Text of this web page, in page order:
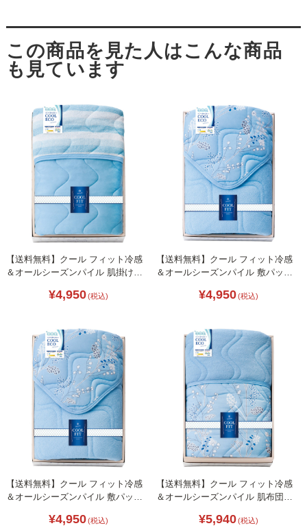
【送料無料】クール フィット冷感
＆オールシーズンパイル 肌掛け
¥4,950(税込)
【送料無料】クール フィット冷感
＆オールシーズンパイル 敷パット
¥4,950(税込)
【送料無料】クール フィット冷感
＆オールシーズンパイル 敷パット
¥4,950(税込)
【送料無料】クール フィット冷感
＆オールシーズンパイル 肌布団
¥5,940(税込)